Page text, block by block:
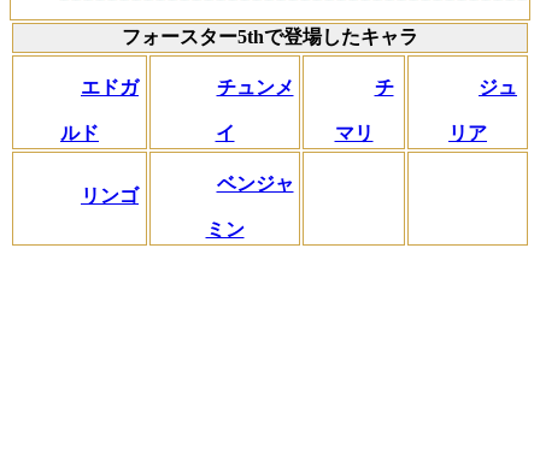
フォースター5thで登場したキャラ
エドガ
ルド
チュンメ
イ
チ
マリ
ジュ
リア
リンゴ
ベンジャ
ミン